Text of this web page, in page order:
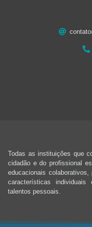
Todas as instituições que
cidadão e do profissional
educacionais
características
talentos pessoais.